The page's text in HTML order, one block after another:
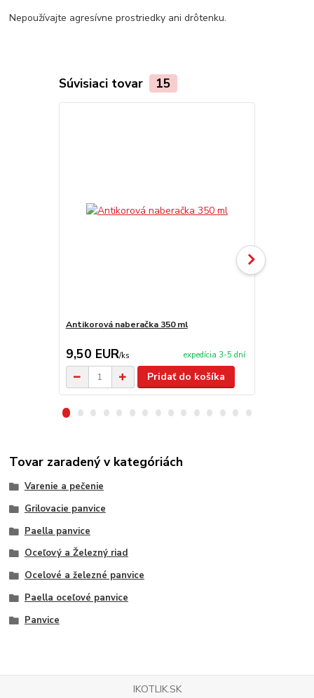
Nepoužívajte agresívne prostriedky ani drôtenku.
Súvisiaci tovar 15
Antikorová naberačka 350 ml
9,50 EUR/ks expedícia 3-5 dní
Pridať do košíka
Tovar zaradený v kategóriách
Varenie a pečenie
Grilovacie panvice
Paella panvice
Oceľový a Železný riad
Ocelové a železné panvice
Paella oceľové panvice
Panvice
IKOTLIK.SK